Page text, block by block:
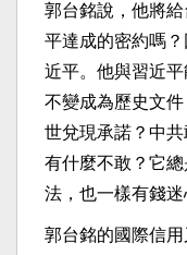
郭台銘說，他將
平達成的密約嗎
近平。他與習近
不變成為歷史文
世兌現承諾？中
有什麼不敢？它
法，也一樣有錢迷
郭台銘的國際信